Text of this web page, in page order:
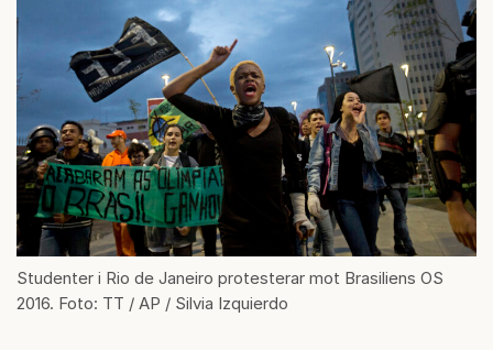
Studenter i Rio de Janeiro protesterar mot Brasiliens OS
2016. Foto: TT / AP / Silvia Izquierdo